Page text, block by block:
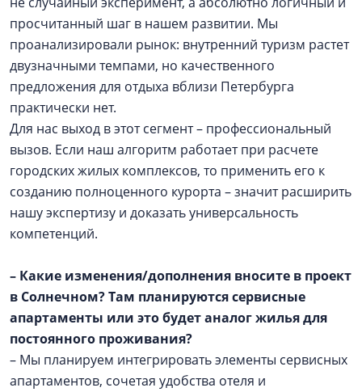
просчитанный шаг в нашем развитии. Мы
проанализировали рынок: внутренний туризм растет
двузначными темпами, но качественного
предложения для отдыха вблизи Петербурга
практически нет.
Для нас выход в этот сегмент – профессиональный
вызов. Если наш алгоритм работает при расчете
городских жилых комплексов, то применить его к
созданию полноценного курорта – значит расширить
нашу экспертизу и доказать универсальность
компетенций.
– Какие изменения/дополнения вносите в проект
в Солнечном? Там планируются сервисные
апартаменты или это будет аналог жилья для
постоянного проживания?
– Мы планируем интегрировать элементы сервисных
апартаментов, сочетая удобства отеля и